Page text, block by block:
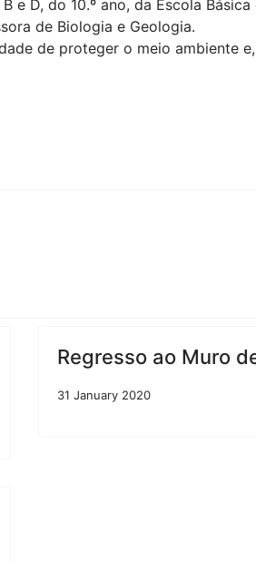
D, do 10.º ano, da Escola
de Biologia e Geologia.
de proteger o meio ambiente
Regresso ao Muro
31 January 2020